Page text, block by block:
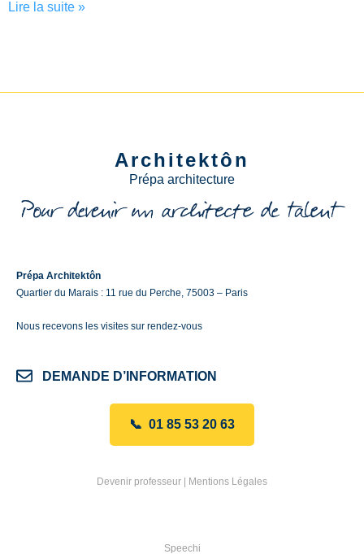
Lire la suite »
Architektôn
Prépa architecture
Prépa Architektôn
Quartier du Marais : 11 rue du Perche, 75003 – Paris
Nous recevons les visites sur rendez-vous
DEMANDE D’INFORMATION
📞 01 85 53 20 63
Devenir professeur | Mentions Légales
Speechi